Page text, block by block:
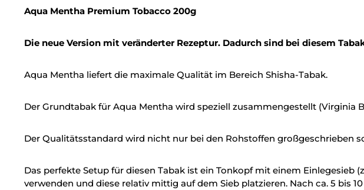
Aqua Mentha Premium Tobacco 200g
Die neue Version mit veränderter Rezeptur. Dadurch sind bei diesem
Aqua Mentha liefert die maximale Qualität im Bereich Shisha-Tabak.
Der Grundtabak für Aqua Mentha wird speziell zusammengestellt (Virginia
Der Qualitätsstandard wird nicht nur bei den Rohstoffen großgeschrieben
Das perfekte Setup für diesen Tabak ist ein Tonkopf mit einem Einlegesieb
verwenden und diese relativ mittig auf dem Sieb platzieren. Nach ca. 5 bis